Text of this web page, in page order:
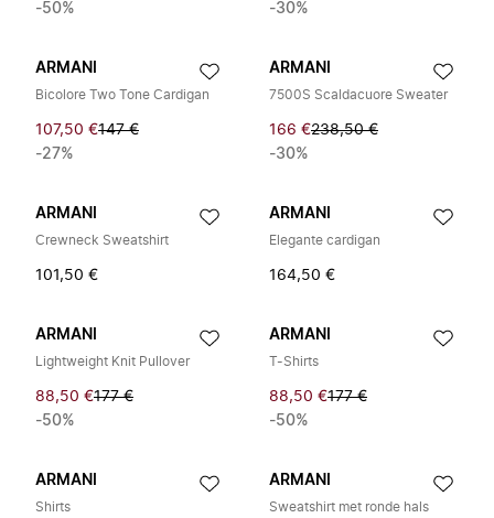
-50%
-30%
ARMANI
Bicolore Two Tone Cardigan
107,50 €147 €
-27%
ARMANI
7500S Scaldacuore Sweater
166 €238,50 €
-30%
ARMANI
Crewneck Sweatshirt
101,50 €
ARMANI
Elegante cardigan
164,50 €
ARMANI
Lightweight Knit Pullover
88,50 €177 €
-50%
ARMANI
T-Shirts
88,50 €177 €
-50%
ARMANI
Shirts
ARMANI
Sweatshirt met ronde hals